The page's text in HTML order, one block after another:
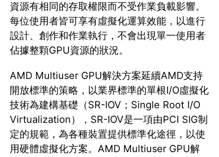
資源有相同的存取權限而不受作業負載影響。
每位使用者皆可享有虛擬化運算效能，以進行
設計、創作和作業執行，不會出現單一使用者
佔據整顆GPU資源的狀況。
AMD Multiuser GPU解決方案延續AMD支持
開放標準的策略，以業界標準的單根I/O虛擬化
技術為建構基礎（SR-IOV；Single Root I/O
Virtualization），SR-IOV是一項由PCI SIG制
定的規範，為各種裝置提供標準化途徑，以使
用硬體虛擬化方案。AMD Multiuser GPU解